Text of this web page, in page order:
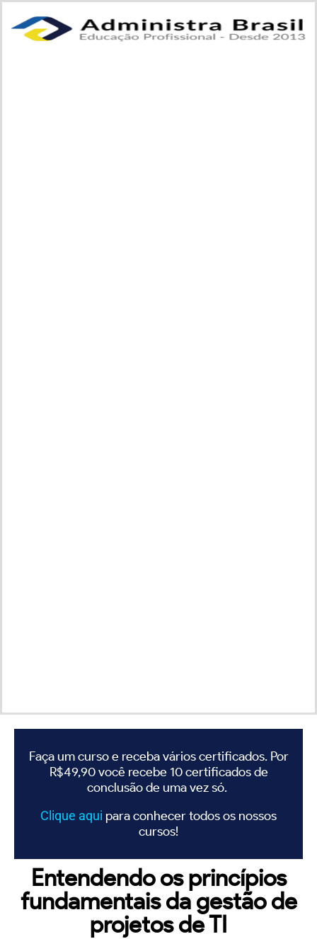
Faça um curso e receba vários certificados. Por
R$49,90 você recebe 10 certificados de
conclusão de uma vez só.
Clique aqui para conhecer todos os nossos
cursos!
Entendendo os princípios
fundamentais da gestão de
projetos de TI